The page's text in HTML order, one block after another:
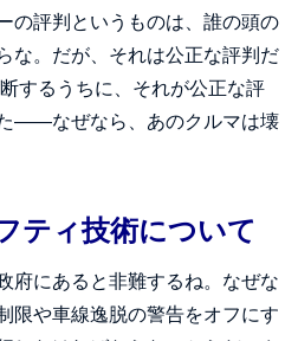
の評判というものは、誰の頭の
な。だが、それは公正な評判だ
するうちに、それが公正な評
――なぜなら、あのクルマは壊
ティ技術について
府にあると非難するね。なぜな
限や車線逸脱の警告をオフにす